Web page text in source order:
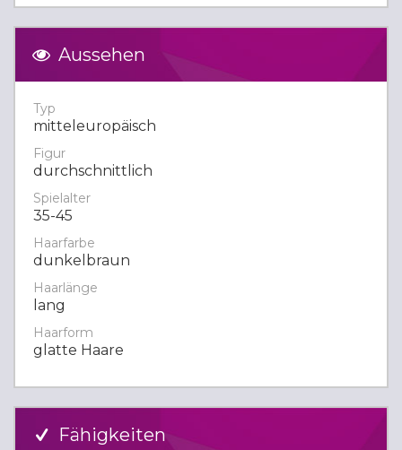
Aussehen
Typ
mitteleuropäisch
Figur
durchschnittlich
Spielalter
35-45
Haarfarbe
dunkelbraun
Haarlänge
lang
Haarform
glatte Haare
Fähigkeiten